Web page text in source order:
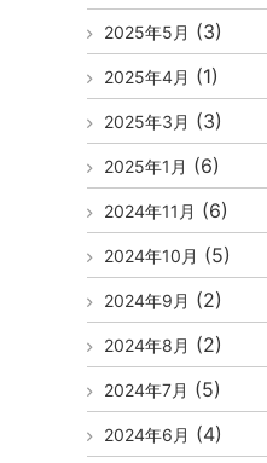
2025年5月 (3)
2025年4月 (1)
2025年3月 (3)
2025年1月 (6)
2024年11月 (6)
2024年10月 (5)
2024年9月 (2)
2024年8月 (2)
2024年7月 (5)
2024年6月 (4)